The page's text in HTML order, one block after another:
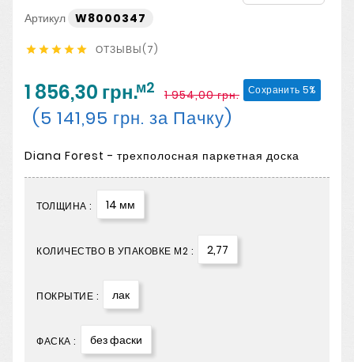
Артикул W8000347
     ОТЗЫВЫ(7)
1 856,30 грн.м2 1 954,00 грн. Сохранить 5%
(5 141,95 грн. за Пачку)
Diana Forest - трехполосная паркетная доска
ТОЛЩИНА : 14 мм
КОЛИЧЕСТВО В УПАКОВКЕ М2 : 2,77
ПОКРЫТИЕ : лак
ФАСКА : без фаски